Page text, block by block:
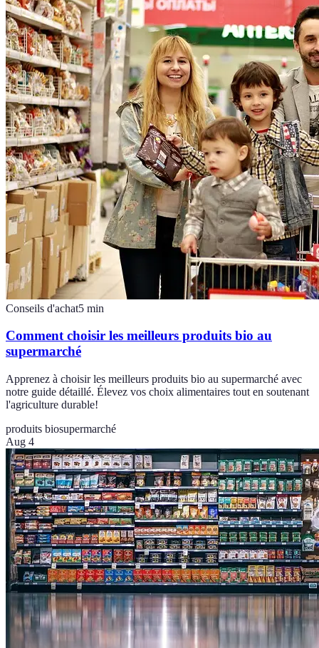
Conseils d'achat5 min
Comment choisir les meilleurs produits bio au
supermarché
Apprenez à choisir les meilleurs produits bio au supermarché avec
notre guide détaillé. Élevez vos choix alimentaires tout en soutenant
l'agriculture durable!
produits biosupermarché
Aug 4